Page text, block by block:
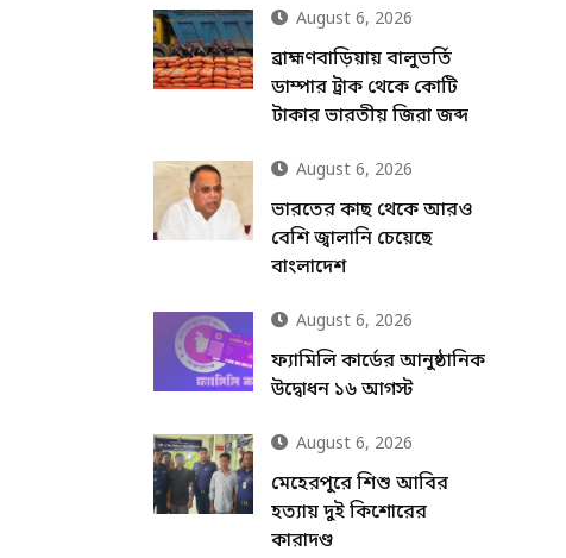
August 6, 2026
ব্রাহ্মণবাড়িয়ায় বালুভর্তি
ডাম্পার ট্রাক থেকে কোটি
টাকার ভারতীয় জিরা জব্দ
August 6, 2026
ভারতের কাছ থেকে আরও
বেশি জ্বালানি চেয়েছে
বাংলাদেশ
August 6, 2026
ফ্যামিলি কার্ডের আনুষ্ঠানিক
উদ্বোধন ১৬ আগস্ট
August 6, 2026
মেহেরপুরে শিশু আবির
হত্যায় দুই কিশোরের
কারাদণ্ড